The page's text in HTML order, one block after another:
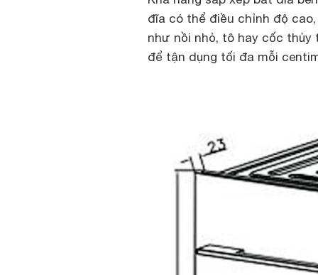
đĩa có thể điều chỉnh độ
như nồi nhỏ, tô hay cốc
để tận dụng tối đa mỗi